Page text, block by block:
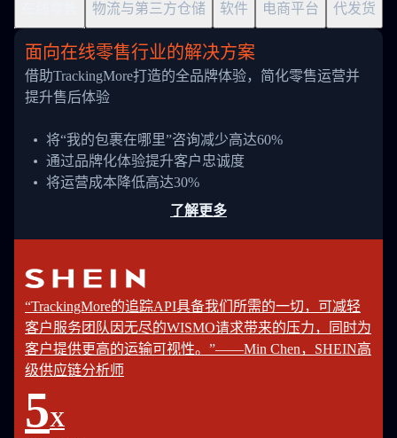
物流与第三方仓储 软件 电商平台 代发货
面向在线零售行业的解决方案
借助TrackingMore打造的全品牌体验，简化零售运营并
提升售后体验
将“我的包裹在哪里”咨询减少高达60%
通过品牌化体验提升客户忠诚度
将运营成本降低高达30%
了解更多
“TrackingMore的追踪API具备我们所需的一切，可减轻
客户服务团队因无尽的WISMO请求带来的压力，同时为
客户提供更高的运输可视性。”——Min Chen，SHEIN高
级供应链分析师
5X